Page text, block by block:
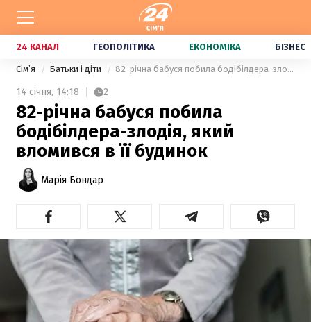
24 КАНАЛ ГЕОПОЛІТИКА ЕКОНОМІКА БІЗНЕС
Сімʼя Батьки і діти 82-річна бабуся побила бодібілдера-злодія, який вломився в її будинок
14 січня, 14:18 2
82-річна бабуся побила
бодібілдера-злодія, який
вломився в її будинок
Марія Бондар